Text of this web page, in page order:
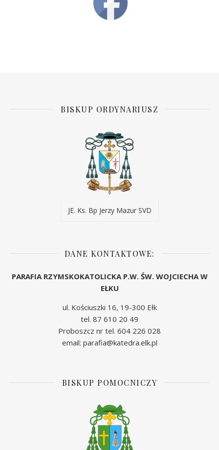
BISKUP ORDYNARIUSZ
JE. Ks. Bp Jerzy Mazur SVD
DANE KONTAKTOWE:
PARAFIA RZYMSKOKATOLICKA P.W. ŚW. WOJCIECHA W
EŁKU
ul. Kościuszki 16, 19-300 Ełk
tel. 87 610 20 49
Proboszcz nr tel. 604 226 028
email: parafia@katedra.elk.pl
BISKUP POMOCNICZY